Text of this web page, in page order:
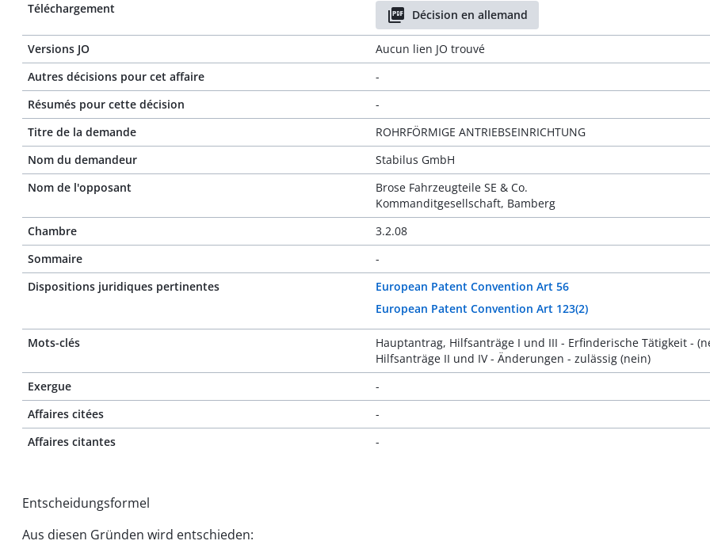
Téléchargement
Décision en allemand
Versions JO
Aucun lien JO trouvé
Autres décisions pour cet affaire
-
Résumés pour cette décision
-
Titre de la demande
ROHRFÖRMIGE ANTRIEBSEINRICHTUNG
Nom du demandeur
Stabilus GmbH
Nom de l'opposant
Brose Fahrzeugteile SE & Co.
Kommanditgesellschaft, Bamberg
Chambre
3.2.08
Sommaire
-
Dispositions juridiques pertinentes
European Patent Convention Art 56
European Patent Convention Art 123(2)
Mots-clés
Hauptantrag, Hilfsanträge I und III - Erfinderische Tätigkeit -
Hilfsanträge II und IV - Änderungen - zulässig (nein)
Exergue
-
Affaires citées
-
Affaires citantes
-
Entscheidungsformel
Aus diesen Gründen wird entschieden: